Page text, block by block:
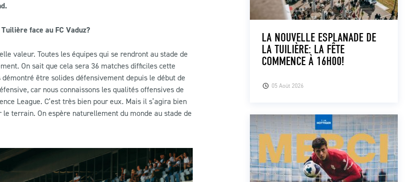
face au FC Vaduz?
valeur. Toutes les équipes qui se rendront au stade de
On sait que cela sera 36 matches difficiles cette
être solides défensivement depuis le début de
car nous connaissons les qualités offensives de
League. C’est très bien pour eux. Mais il s’agira bien
terrain. On espère naturellement du monde au stade de
05 Août 2026
LA NOUVELLE ESPLANADE DE
LA TUILIÈRE: LA FÊTE
COMMENCE À 16H00!